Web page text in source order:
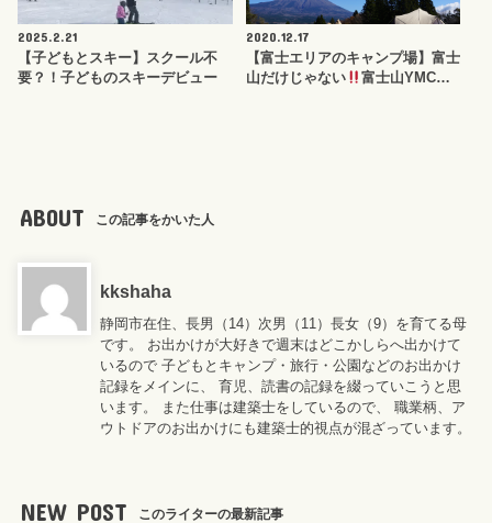
2025.2.21
【子どもとスキー】スクール不
要？！子どものスキーデビュー
2020.12.17
【富士エリアのキャンプ場】富士
山だけじゃない
富士山YMC…
ABOUT この記事をかいた人
kkshaha
静岡市在住、長男（14）次男（11）長女（9）を育てる母
です。 お出かけが大好きで週末はどこかしらへ出かけて
いるので 子どもとキャンプ・旅行・公園などのお出かけ
記録をメインに、 育児、読書の記録を綴っていこうと思
います。 また仕事は建築士をしているので、 職業柄、ア
ウトドアのお出かけにも建築士的視点が混ざっています。
NEW POST このライターの最新記事